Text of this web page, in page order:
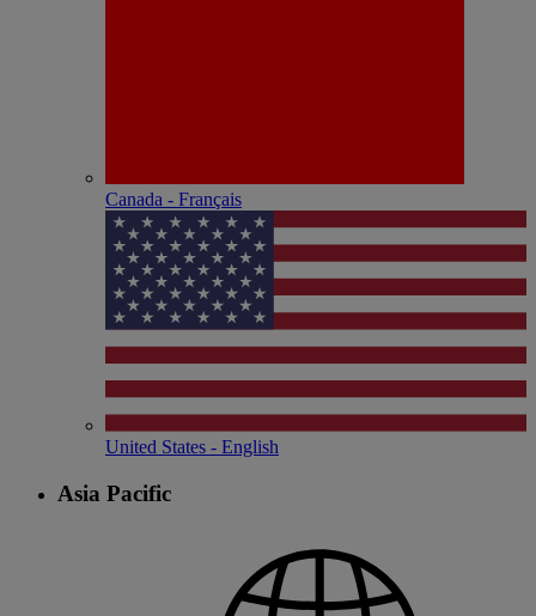
Canada - Français
United States - English
Asia Pacific